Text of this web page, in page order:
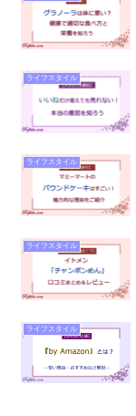
ライフスタイル
ライフスタイル
ライフスタイル
ライフスタイル